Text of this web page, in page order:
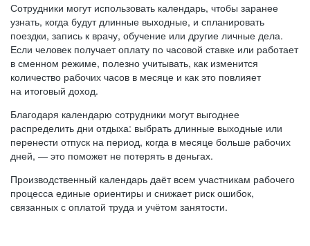
Сотрудники могут использовать календарь, чтобы заранее
узнать, когда будут длинные выходные, и спланировать
поездки, запись к врачу, обучение или другие личные дела.
Если человек получает оплату по часовой ставке или работает
в сменном режиме, полезно учитывать, как изменится
количество рабочих часов в месяце и как это повлияет
на итоговый доход.
Благодаря календарю сотрудники могут выгоднее
распределить дни отдыха: выбрать длинные выходные или
перенести отпуск на период, когда в месяце больше рабочих
дней, — это поможет не потерять в деньгах.
Производственный календарь даёт всем участникам рабочего
процесса единые ориентиры и снижает риск ошибок,
связанных с оплатой труда и учётом занятости.